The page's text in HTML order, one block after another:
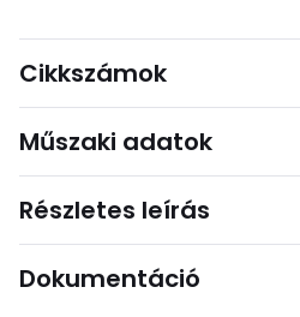
Cikkszámok
Műszaki adatok
Részletes leírás
Dokumentáció